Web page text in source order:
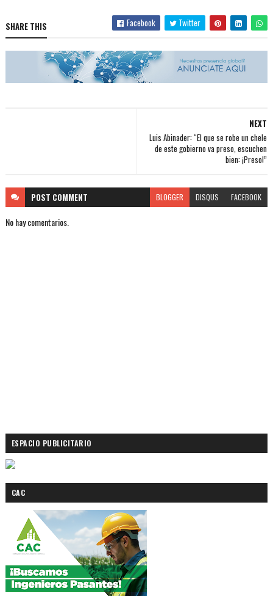
SHARE THIS Facebook Twitter
NEXT
Luis Abinader: “El que se robe un chele
de este gobierno va preso, escuchen
bien: ¡Preso!”
POST COMMENT BLOGGER DISQUS FACEBOOK
No hay comentarios.
ESPACIO PUBLICITARIO
CAC